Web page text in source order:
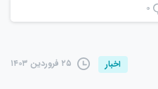
۰
اخبار ۲۵ فروردین ۱۴۰۳